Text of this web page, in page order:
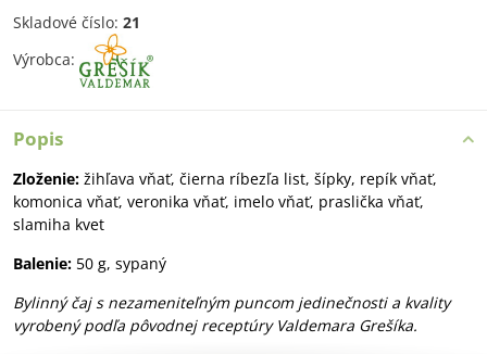
Skladové číslo: 21
Výrobca:
Popis
Zloženie: žihľava vňať, čierna ríbezľa list, šípky, repík vňať,
komonica vňať, veronika vňať, imelo vňať, praslička vňať,
slamiha kvet
Balenie: 50 g, sypaný
Bylinný čaj s nezameniteľným puncom jedinečnosti a kvality
vyrobený podľa pôvodnej receptúry Valdemara Grešíka.